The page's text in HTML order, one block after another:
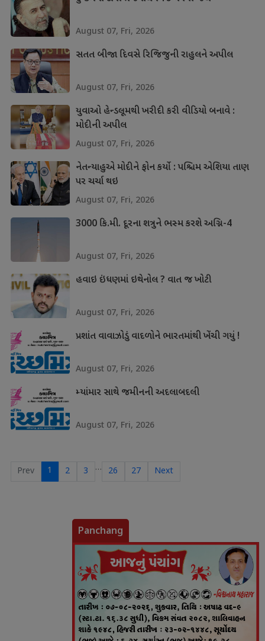
August 07, Fri, 2026
સતત બીજા દિવસે રિજિજુની રાહુલને અપીલ
August 07, Fri, 2026
યુવાઓ હેન્ડલૂમથી ખરીદી કરી વીડિયો બનાવે :
મોદીની અપીલ
August 07, Fri, 2026
નેતન્યાહુએ મોદીને ફોન કર્યો : પશ્ચિમ એશિયા તાણ
પર ચર્ચા થઇ
August 07, Fri, 2026
3000 કિ.મી. દૂરના શત્રુને ભસ્મ કરશે અગ્નિ-4
August 07, Fri, 2026
હવાઇ ઇંધણમાં ઇથેનોલ ? વાત જ ખોટી
August 07, Fri, 2026
પ્રશાંત વાવાઝોડું વાદળોને ભારતમાંથી ખેંચી ગયું !
August 07, Fri, 2026
મ્યાંમાર સાથે જમીનની અદલાબદલી
August 07, Fri, 2026
Prev 1 2 3 … 26 27 Next
Panchang